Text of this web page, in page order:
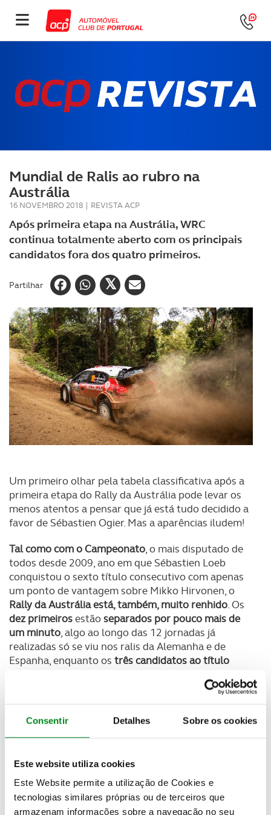
Consentir Detalhes Sobre os cookies
Este website utiliza cookies
Este Website permite a utilização de Cookies e
tecnologias similares próprias ou de terceiros que
armazenam informações sobre a navegação no seu
Mundial de Ralis ao rubro na
Austrália
16 NOVEMBRO 2018 | REVISTA ACP
Após primeira etapa na Austrália, WRC
continua totalmente aberto com os principais
candidatos fora dos quatro primeiros.
Partilhar
Um primeiro olhar pela tabela classificativa após a
primeira etapa do Rally da Austrália pode levar os
menos atentos a pensar que já está tudo decidido a
favor de Sébastien Ogier. Mas a aparências iludem!
Tal como com o Campeonato, o mais disputado de
todos desde 2009, ano em que Sébastien Loeb
conquistou o sexto título consecutivo com apenas
um ponto de vantagem sobre Mikko Hirvonen, o
Rally da Austrália está, também, muito renhido. Os
dez primeirosestãoseparados por pouco mais de
um minuto, algo ao longo das 12 jornadas já
realizadas só se viu nos ralis da Alemanha e de
Espanha, enquanto os três candidatos ao título
ao ocupar o
posto ao cabo do primeiro dia de
competição, mas
Ogier(Ford) é sétimo , a cerca de
22 segundos de distância, eThierry Neuville
curtas quando se tem em conta que faltam ainda
disputar 214,62 km repartidos por 16 especiais! E a
verdade é quenão fosse um furoe o facto de ter
deixado o carro ir-se abaixona SS6, Neuville estaria